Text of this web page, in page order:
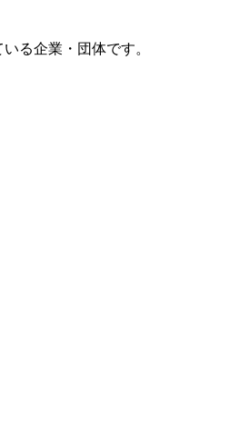
る企業・団体です。